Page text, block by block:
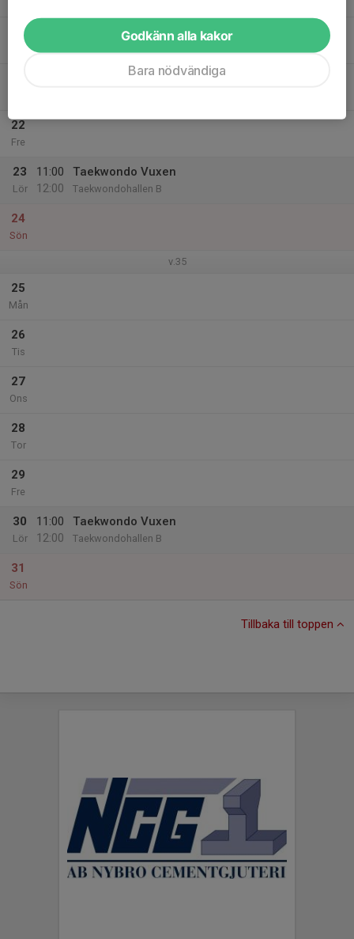
20
Ons
22
Fre
23
Lör
11:00
12:00
Taekwondo Vuxen
Taekwondohallen B
24
Sön
v.35
25
Mån
26
Tis
27
Ons
28
Tor
29
Fre
30
Lör
11:00
12:00
Taekwondo Vuxen
Taekwondohallen B
31
Sön
Tillbaka till toppen
Godkänn alla kakor
Bara nödvändiga